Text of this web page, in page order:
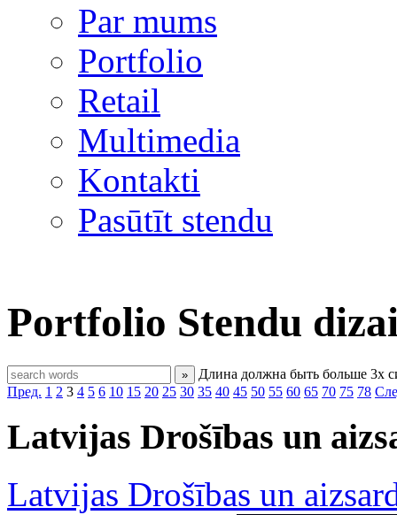
Par mums
Portfolio
Retail
Multimedia
Kontakti
Pasūtīt stendu
Portfolio Stendu
»
Длина должна быть больше 3х
Пред. 1 2 3 4 5 6 10 15 20 25 30 35 40 45 50 55 60 65 70 75 78
Latvijas Drošības un
Latvijas Drošības un